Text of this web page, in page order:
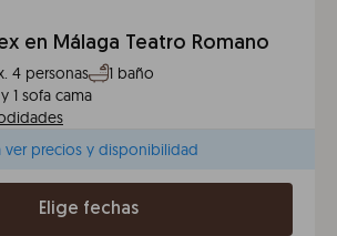
en Málaga Teatro Romano
4 personas
1 baño
1 sofa cama
ver precios y disponibilidad
Elige fechas